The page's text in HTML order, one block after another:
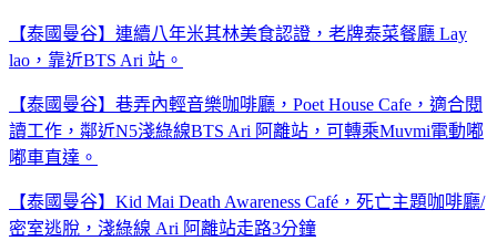
【泰國曼谷】連續八年米其林美食認證，老牌泰菜餐廳 Lay
lao，靠近BTS Ari 站。
【泰國曼谷】巷弄內輕音樂咖啡廳，Poet House Cafe，適合閱
讀工作，鄰近N5淺綠線BTS Ari 阿離站，可轉乘Muvmi電動嘟
嘟車直達。
【泰國曼谷】Kid Mai Death Awareness Café，死亡主題咖啡廳/
密室逃脫，淺綠線 Ari 阿離站走路3分鐘